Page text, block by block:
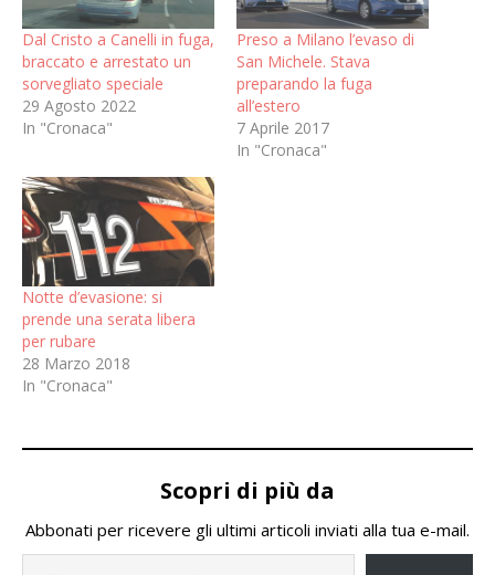
Dal Cristo a Canelli in fuga,
braccato e arrestato un
sorvegliato speciale
29 Agosto 2022
In "Cronaca"
Preso a Milano l’evaso di
San Michele. Stava
preparando la fuga
all’estero
7 Aprile 2017
In "Cronaca"
Notte d’evasione: si
prende una serata libera
per rubare
28 Marzo 2018
In "Cronaca"
Scopri di più da
Abbonati per ricevere gli ultimi articoli inviati alla tua e-mail.